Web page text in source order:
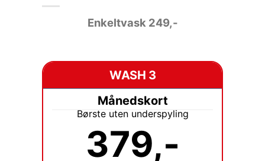
Enkeltvask 249,-
WASH 3
Månedskort
Børste uten underspyling
379,-